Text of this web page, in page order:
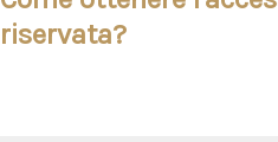
riservata?